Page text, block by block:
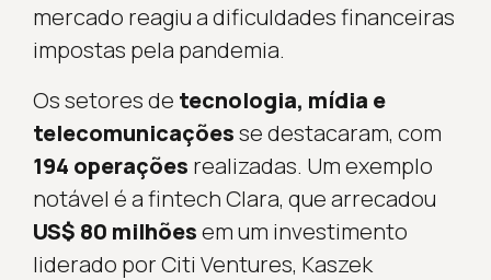
mercado reagiu a dificuldades financeiras
impostas pela pandemia.
Os setores de tecnologia, mídia e
telecomunicaçõesse destacaram, com
194 operações realizadas. Um exemplo
notável é a fintech Clara, que arrecadou
US$ 80 milhõesem um investimento
liderado por Citi Ventures, Kaszek